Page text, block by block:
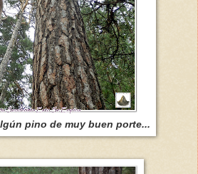
pino de muy buen porte...